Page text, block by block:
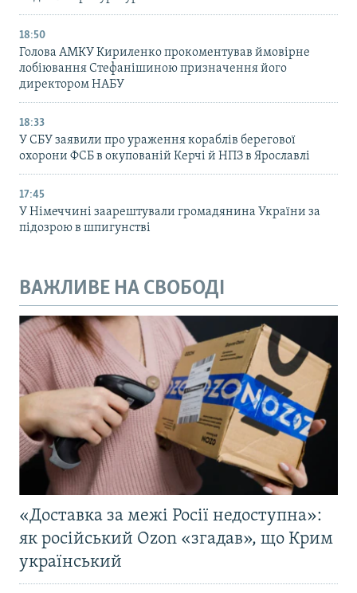
18:50
Голова АМКУ Кириленко прокоментував ймовірне
лобіювання Стефанішиною призначення його
директором НАБУ
18:33
У СБУ заявили про ураження кораблів берегової
охорони ФСБ в окупованій Керчі й НПЗ в Ярославлі
17:45
У Німеччині заарештували громадянина України за
підозрою в шпигунстві
ВАЖЛИВЕ НА СВОБОДІ
«Доставка за межі Росії недоступна»:
як російський Ozon «згадав», що Крим
український